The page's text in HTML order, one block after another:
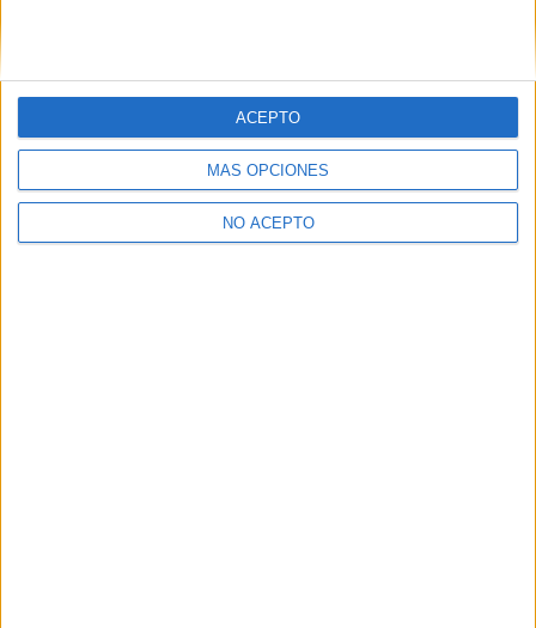
MÁS OPCIONES
NO ACEPTO
ACEPTO